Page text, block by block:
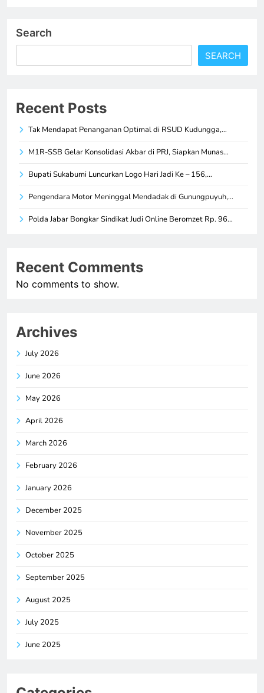
Search
SEARCH
Recent Posts
Tak Mendapat Penanganan Optimal di RSUD Kudungga,…
M1R-SSB Gelar Konsolidasi Akbar di PRJ, Siapkan Munas…
Bupati Sukabumi Luncurkan Logo Hari Jadi Ke – 156,…
Pengendara Motor Meninggal Mendadak di Gunungpuyuh,…
Polda Jabar Bongkar Sindikat Judi Online Beromzet Rp. 96…
Recent Comments
No comments to show.
Archives
July 2026
June 2026
May 2026
April 2026
March 2026
February 2026
January 2026
December 2025
November 2025
October 2025
September 2025
August 2025
July 2025
June 2025